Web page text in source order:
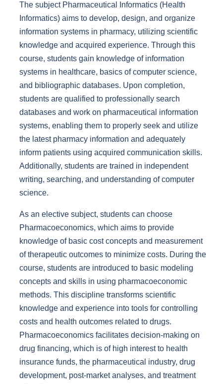
The subject Pharmaceutical Informatics (Health
Informatics) aims to develop, design, and organize
information systems in pharmacy, utilizing scientific
knowledge and acquired experience. Through this
course, students gain knowledge of information
systems in healthcare, basics of computer science,
and bibliographic databases. Upon completion,
students are qualified to professionally search
databases and work on pharmaceutical information
systems, enabling them to properly seek and utilize
the latest pharmacy information and adequately
inform patients using acquired communication skills.
Additionally, students are trained in independent
writing, searching, and understanding of computer
science.
As an elective subject, students can choose
Pharmacoeconomics, which aims to provide
knowledge of basic cost concepts and measurement
of therapeutic outcomes to minimize costs. During the
course, students are introduced to basic modeling
concepts and skills in using pharmacoeconomic
methods. This discipline transforms scientific
knowledge and experience into tools for controlling
costs and health outcomes related to drugs.
Pharmacoeconomics facilitates decision-making on
drug financing, which is of high interest to health
insurance funds, the pharmaceutical industry, drug
development, post-market analyses, and treatment